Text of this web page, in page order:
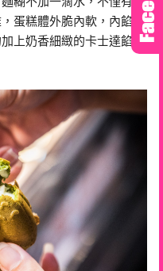
蛋糕體外脆內軟，內餡是
上奶香細緻的卡士達餡，